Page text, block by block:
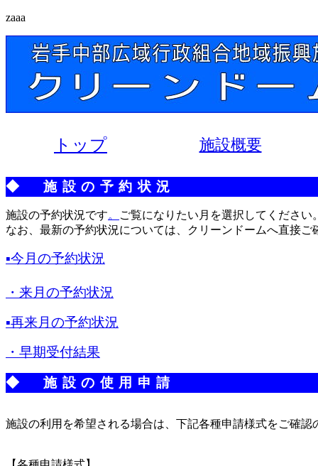
zaaa
トップ 施設概要
◆ 施設の予約状況
施設の予約状況です。
ご覧になりたい月を選択してください
なお、最新の予約状況については、クリーンドームへ直接ご
▪今月の予約状況
・来月の予約状況
▪再来月の予約状況
・早期受付結果
◆ 施設の使用申請
施設の利用を希望される場合は、下記各種申請様式をご確